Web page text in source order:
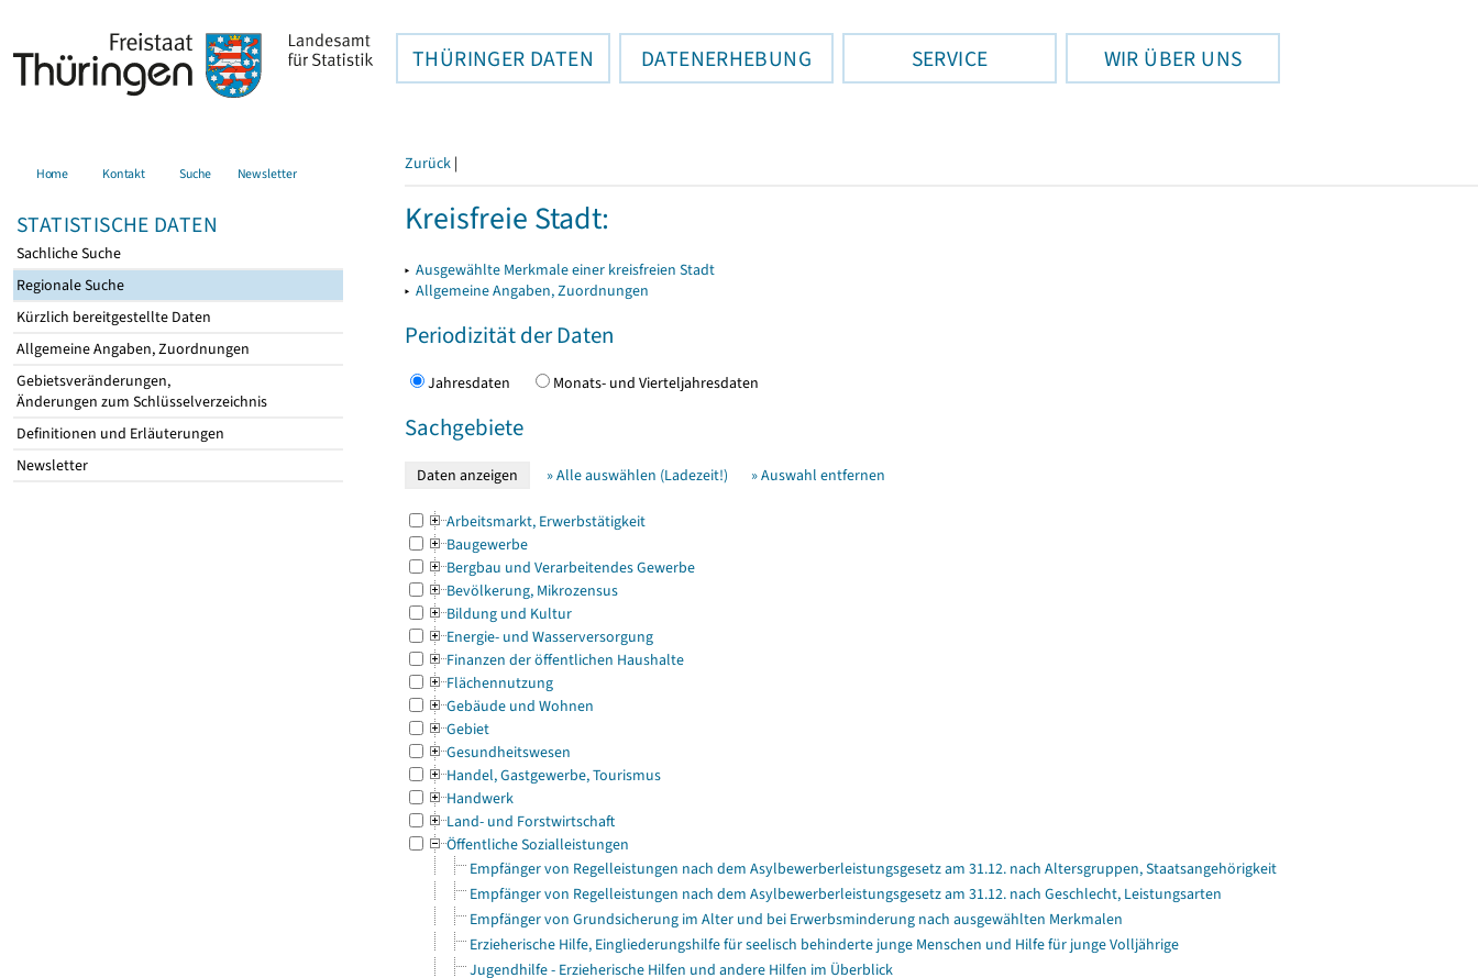
THÜRINGER DATEN DATENERHEBUNG SERVICE WIR ÜBER UNS
Home Kontakt Suche Newsletter
STATISTISCHE DATEN
Sachliche Suche
Regionale Suche
Kürzlich bereitgestellte Daten
Allgemeine Angaben, Zuordnungen
Gebietsveränderungen,
Änderungen zum Schlüsselverzeichnis
Definitionen und Erläuterungen
Newsletter
Zurück |
Kreisfreie Stadt:
▸ Ausgewählte Merkmale einer kreisfreien Stadt
▸ Allgemeine Angaben, Zuordnungen
Periodizität der Daten
Jahresdaten Monats- und Vierteljahresdaten
Sachgebiete
» Alle auswählen (Ladezeit!) » Auswahl entfernen
Arbeitsmarkt, Erwerbstätigkeit
Baugewerbe
Bergbau und Verarbeitendes Gewerbe
Bevölkerung, Mikrozensus
Bildung und Kultur
Energie- und Wasserversorgung
Finanzen der öffentlichen Haushalte
Flächennutzung
Gebäude und Wohnen
Gebiet
Gesundheitswesen
Handel, Gastgewerbe, Tourismus
Handwerk
Land- und Forstwirtschaft
Öffentliche Sozialleistungen
Empfänger von Regelleistungen nach dem Asylbewerberleistungsgesetz am 31.12. nach Altersgruppen, Staatsangehörigkeit
Empfänger von Regelleistungen nach dem Asylbewerberleistungsgesetz am 31.12. nach Geschlecht, Leistungsarten
Empfänger von Grundsicherung im Alter und bei Erwerbsminderung nach ausgewählten Merkmalen
Erzieherische Hilfe, Eingliederungshilfe für seelisch behinderte junge Menschen und Hilfe für junge Volljährige
Jugendhilfe - Erzieherische Hilfen und andere Hilfen im Überblick